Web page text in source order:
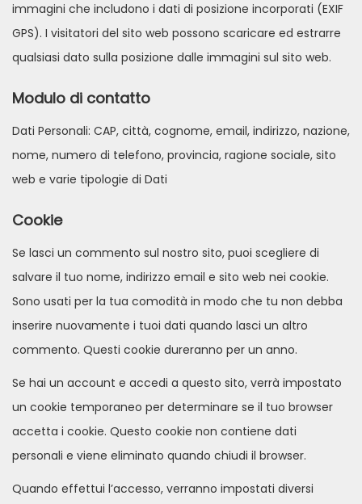
immagini che includono i dati di posizione incorporati (EXIF
GPS). I visitatori del sito web possono scaricare ed estrarre
qualsiasi dato sulla posizione dalle immagini sul sito web.
Modulo di contatto
Dati Personali: CAP, città, cognome, email, indirizzo, nazione,
nome, numero di telefono, provincia, ragione sociale, sito
web e varie tipologie di Dati
Cookie
Se lasci un commento sul nostro sito, puoi scegliere di
salvare il tuo nome, indirizzo email e sito web nei cookie.
Sono usati per la tua comodità in modo che tu non debba
inserire nuovamente i tuoi dati quando lasci un altro
commento. Questi cookie dureranno per un anno.
Se hai un account e accedi a questo sito, verrà impostato
un cookie temporaneo per determinare se il tuo browser
accetta i cookie. Questo cookie non contiene dati
personali e viene eliminato quando chiudi il browser.
Quando effettui l’accesso, verranno impostati diversi